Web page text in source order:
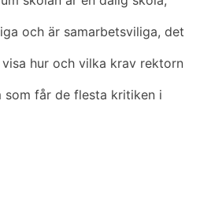
och är samarbetsviliga, det
hur och vilka krav rektorn
som får de flesta kritiken i